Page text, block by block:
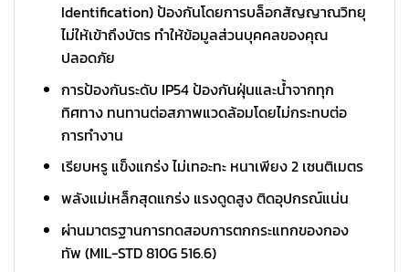
Identification) ป้องกันโดยการบล็อกสัญญาณวิทยุ
ไม่ให้เข้าถึงบัตร ทำให้ข้อมูลส่วนบุคคลของคุณ
ปลอดภัย
การป้องกันระดับ IP54 ป้องกันฝุ่นและน้ำจากทุก
ทิศทาง ทนทานต่อสภาพแวดล้อมโดยไม่กระทบต่อ
การทำงาน
เรียบหรู แข็งแกร่ง ไม่เทอะทะ หนาเพียง 2 เซนติเมตร
พลังแม่เหล็กสุดแกร่ง แรงดูดสูง ติดอุปกรณ์แน่น
ผ่านมาตรฐานการทดสอบการตกกระแทกของกอง
ทัพ (MIL-STD 810G 516.6)